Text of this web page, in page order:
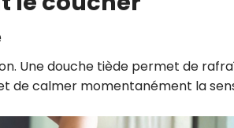
Une douche tiède permet de
de calmer momentanément la
recettes
!
Ainsi que la